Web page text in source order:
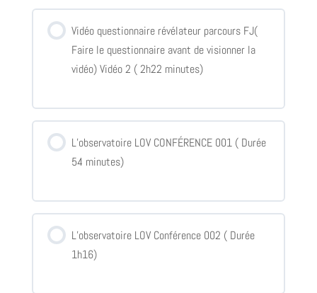
Vidéo questionnaire révélateur parcours FJ(
Faire le questionnaire avant de visionner la
vidéo) Vidéo 2 ( 2h22 minutes)
L’observatoire LOV CONFÉRENCE 001 ( Durée
54 minutes)
L’observatoire LOV Conférence 002 ( Durée
1h16)